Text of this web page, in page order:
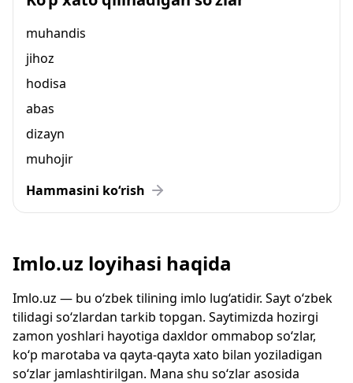
muhandis
jihoz
hodisa
abas
dizayn
muhojir
Hammasini ko‘rish
Imlo.uz loyihasi haqida
Imlo.uz — bu o‘zbek tilining imlo lug‘atidir. Sayt o‘zbek
tilidagi so‘zlardan tarkib topgan. Saytimizda hozirgi
zamon yoshlari hayotiga daxldor ommabop so‘zlar,
ko‘p marotaba va qayta-qayta xato bilan yoziladigan
so‘zlar jamlashtirilgan. Mana shu so‘zlar asosida